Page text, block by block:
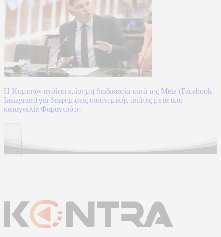
Η Κομισιόν ανοίγει επίσημη διαδικασία κατά της Meta (Facebook-
Instagram) για διαφημίσεις οικονομικής απάτης μετά από
καταγγελία Φαραντούρη